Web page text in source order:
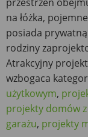
na łóżka,
posiada
rodziny
Atrakcyjny projekt
wzbogaca
użytkowym,
projekty domów
garażu, projekty